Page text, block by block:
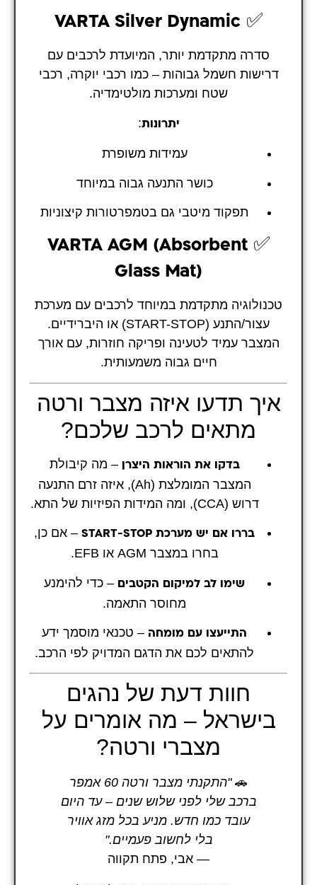
✅
VARTA Silver Dynamic
סדרה מתקדמת יותר, המיועדת לרכבים עם
דרישות חשמל גבוהות – כמו רכבי יוקרה, רכבי
שטח ומערכות מולטימדיה.
יתרונות:
עמידות משופרת
כושר התנעה גבוה במיוחד
תפקוד מיטבי גם בטמפרטורות קיצוניות
✅
VARTA AGM (Absorbent
Glass Mat)
טכנולוגיה מתקדמת במיוחד לרכבים עם מערכת
עצור/התנע (START-STOP) או היברידיים.
המצבר עמיד לטעינה ופריקה חוזרות, עם אורך
חיים גבוה משמעותית.
איך תדעו איזה מצבר ורטה
מתאים לרכב שלכם?
בדקו את הוראות היצרן
– מה קיבולת
המצבר המומלצת (Ah), איזה זרם התנעה
דרוש (CCA), ומה המידות הפיזיות של התא.
בררו אם יש מערכת START-STOP
– אם כן,
בחרו במצבר AGM או EFB.
שימו לב למיקום הקטבים – כדי להימנע
מחוסר התאמה.
התייעצו עם מומחה – טכנאי מוסמך ידע
להתאים לכם את הדגם המדויק לפי הרכב.
חוות דעת של נהגים
בישראל – מה אומרים על
מצברי ורטה?
🚗
"התקנתי מצבר ורטה 60 אמפר
ברכב שלי לפני שלוש שנים – עד היום
עובד כמו חדש. מניע בכל מזג אוויר
בלי לחשוב פעמיים."
— אבי, פתח תקווה